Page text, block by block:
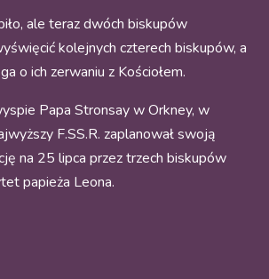
ale teraz dwóch biskupów
kolejnych czterech biskupów, a
o ich zerwaniu z Kościołem.
Papa Stronsay w Orkney, w
F.SS.R. zaplanował swoją
na 25 lipca przez trzech biskupów
papieża Leona.